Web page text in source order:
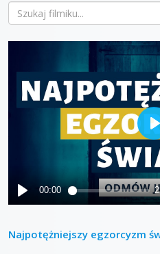
Najpotężniejszy egzorcyzm